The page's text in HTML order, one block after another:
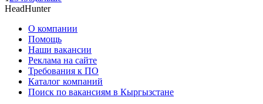
HeadHunter
О компании
Помощь
Наши вакансии
Реклама на сайте
Требования к ПО
Каталог компаний
Поиск по вакансиям в Кыргызстане